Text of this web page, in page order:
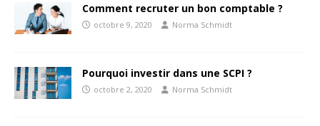
Comment recruter un bon comptable ?
octobre 9, 2020 Norma Schmidt
Pourquoi investir dans une SCPI ?
octobre 2, 2020 Norma Schmidt